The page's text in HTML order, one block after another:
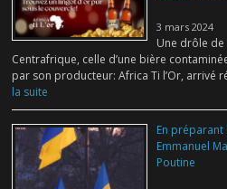
3 mars 2024
Une drôle
Centrafrique, celle d’une bière
par son producteur: Africa Ti l’Or, arrivé
la suite
En préparant
Emmanuel
Poutine